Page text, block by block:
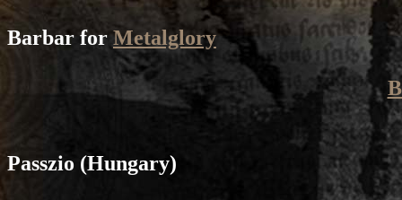
Barbar forMetalglory
Passzio (Hungary)